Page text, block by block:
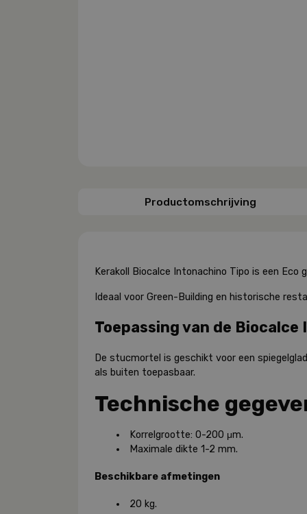
Productomschrijving
Kerakoll Biocalce Intonachino Tipo is een
Ideaal voor Green-Building en historische
Toepassing van de
De stucmortel is geschikt voor een
als buiten toepasbaar.
Technische
Korrelgrootte: 0-200 μm.
Maximale dikte 1-2 mm.
Beschikbare afmetingen
20 kg.